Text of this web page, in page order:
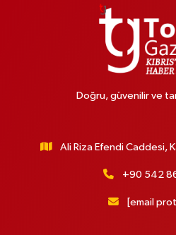
Doğru, güvenilir ve
Ali Riza Efendi Caddesi,
+90 542
[email